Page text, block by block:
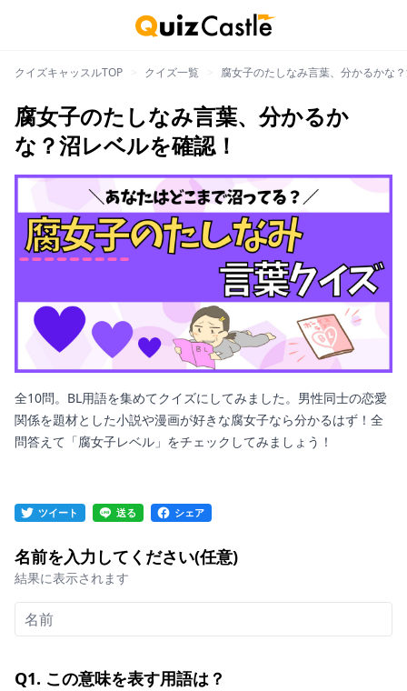
クイズキャッスルTOP クイズ一覧 腐女子のたしなみ言葉、分かるかな
腐女子のたしなみ言葉、分かるか
な？沼レベルを確認！
全10問。BL用語を集めてクイズにしてみました。男性同士の恋愛
関係を題材とした小説や漫画が好きな腐女子なら分かるはず！全
問答えて「腐女子レベル」をチェックしてみましょう！
ツイート 送る シェア
名前を入力してください(任意)
結果に表示されます
Q1. この意味を表す用語は？